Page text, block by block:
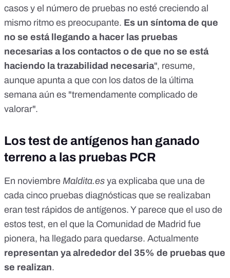
casos y el número de pruebas no esté creciendo al
mismo ritmo es preocupante. Es un síntoma de que
no se está llegando a hacer las pruebas
necesarias a los contactos o de que no se está
haciendo la trazabilidad necesaria", resume,
aunque apunta a que con los datos de la última
semana aún es "tremendamente complicado de
valorar".
Los test de antígenos han ganado
terreno a las pruebas PCR
En noviembre Maldita.es ya explicaba que una de
cada cinco pruebas diagnósticas que se realizaban
eran test rápidos de antígenos. Y parece que el uso de
estos test, en el que la Comunidad de Madrid fue
pionera, ha llegado para quedarse. Actualmente
representan ya alrededor del 35% de pruebas que
se realizan.